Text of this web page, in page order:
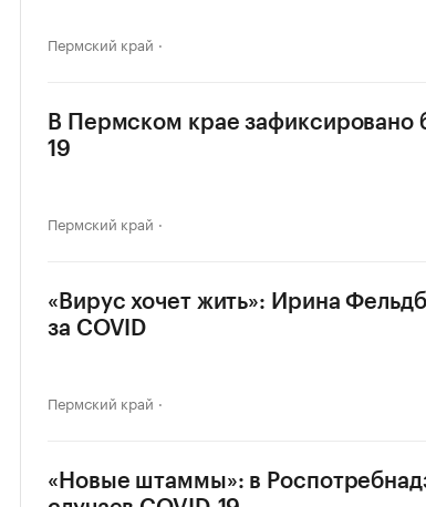
Пермский край
В Пермском крае зафиксировано
19
Пермский край
«Вирус хочет жить»: Ирина
за COVID
Пермский край
«Новые штаммы»: в